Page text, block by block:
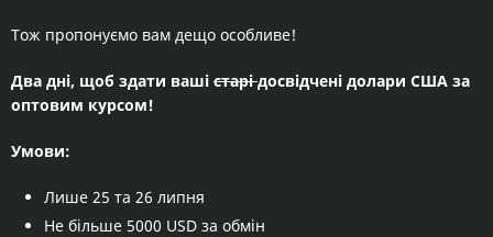
Тож пропонуємо вам дещо особливе!
Два дні, щоб здати ваші старідосвідчені долари США за
оптовим курсом!
Умови:
Лише 25 та 26 липня
Не більше 5000 USD за обмін